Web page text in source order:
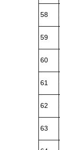
58
59
60
61
62
63